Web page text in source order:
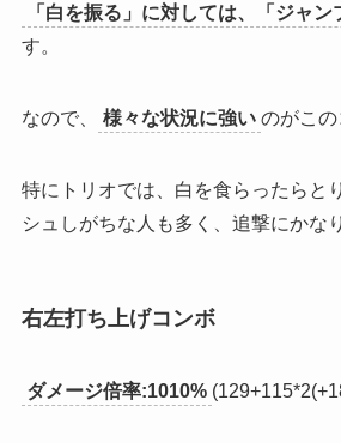
「白を振る」に対しては、「ジャン
す。
なので、 様々な状況に強い のがこの
特にトリオでは、白を食らったらと
シュしがちな人も多く、追撃にかな
右左打ち上げコンボ
ダメージ倍率:1010%